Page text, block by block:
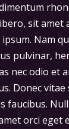
sit amet
Nam
pulvinar,
nec odio et
Donec vitae
faucibus.
orci eget